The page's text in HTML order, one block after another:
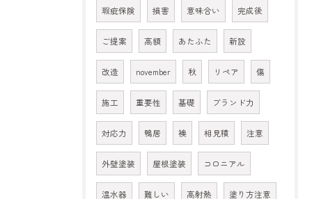
瑕疵保険 損害 意味合い 完成後
ご提案 高額 あたふた 新設
改造 november 秋 リペア 傷
施工 重要性 基礎 ブランド力
対応力 鴨居 襖 相見積 注意
外壁塗装 屋根塗装 コロニアル
温水器 難しい 高射熱 塗り方注意